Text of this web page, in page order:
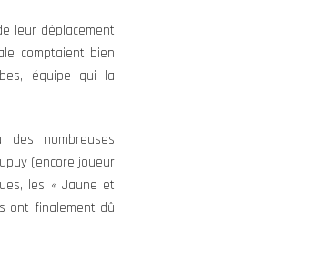
leur déplacement
comptaient bien
équipe qui la
nombreuses
(encore joueur
les « Jaune et
ont finalement dû